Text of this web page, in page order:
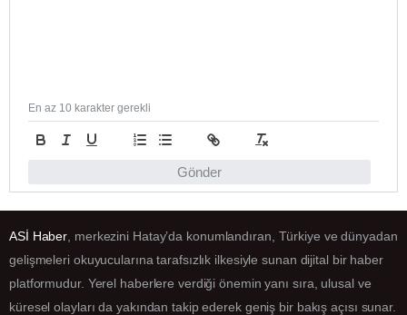
Gönder
En az 10 karakter gerekli
ASİ Haber , merkezini Hatay’da konumlandıran, Türkiye ve dünyadan
gelişmeleri okuyucularına tarafsızlık ilkesiyle sunan dijital bir haber
platformudur. Yerel haberlere verdiği önemin yanı sıra, ulusal ve
küresel olayları da yakından takip ederek geniş bir bakış açısı sunar.